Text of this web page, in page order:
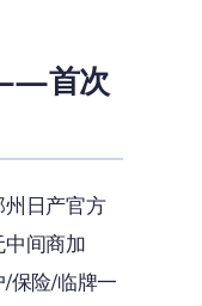
首次
日产官方
间商加
保险/临牌一